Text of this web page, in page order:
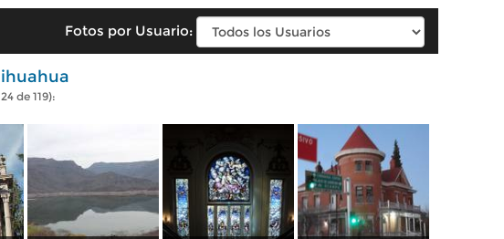
Fotos por Usuario:
de 119):